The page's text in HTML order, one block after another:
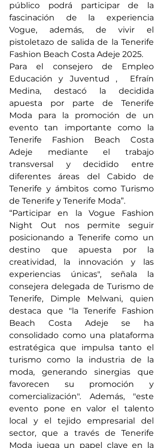
público podrá participar de la
fascinación de la experiencia
Vogue, además, de vivir el
pistoletazo de salida de la Tenerife
Fashion Beach Costa Adeje 2025.
Para el consejero de Empleo
Educación y Juventud ,  Efraín
Medina, destacó la decidida
apuesta por parte de Tenerife
Moda para la promoción de un
evento tan importante como la
Tenerife Fashion Beach Costa
Adeje mediante el trabajo
transversal y decidido entre
diferentes áreas del Cabido de
Tenerife y ámbitos como Turismo
de Tenerife y Tenerife Moda”.
“Participar en la Vogue Fashion
Night Out nos permite seguir
posicionando a Tenerife como un
destino que apuesta por la
creatividad, la innovación y las
experiencias únicas", señala la
consejera delegada de Turismo de
Tenerife, Dimple Melwani, quien
destaca que "la Tenerife Fashion
Beach Costa Adeje se ha
consolidado como una plataforma
estratégica que impulsa tanto el
turismo como la industria de la
moda, generando sinergias que
favorecen su promoción y
comercialización". Además, "este
evento pone en valor el talento
local y el tejido empresarial del
sector, que a través de Tenerife
Moda juega un papel clave en la